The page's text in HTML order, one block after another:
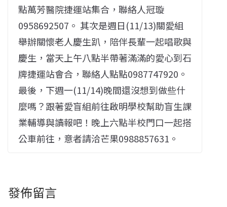
點萬芳醫院捷運站集合，聯絡人冠璇
0958692507。 其次是週日(11/13)關愛組
舉辦關懷老人慶生趴，陪伴長輩一起唱歌與
慶生，當天上午八點半帶著滿滿的愛心到石
牌捷運站會合，聯絡人點點0987747920。
最後，下週一(11/14)晚間還沒想到做些什
麼嗎？跟著愛盲組前往啟明學校幫助盲生課
業輔導與讀報吧！晚上六點半校門口一起搭
公車前往，意者請洽芒果0988857631。
發佈留言